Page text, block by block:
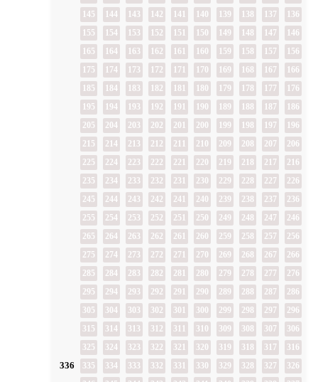
136
137
138
139
140
141
142
143
144
145
146
147
148
149
150
151
152
153
154
155
156
157
158
159
160
161
162
163
164
165
166
167
168
169
170
171
172
173
174
175
176
177
178
179
180
181
182
183
184
185
186
187
188
189
190
191
192
193
194
195
196
197
198
199
200
201
202
203
204
205
206
207
208
209
210
211
212
213
214
215
216
217
218
219
220
221
222
223
224
225
226
227
228
229
230
231
232
233
234
235
236
237
238
239
240
241
242
243
244
245
246
247
248
249
250
251
252
253
254
255
256
257
258
259
260
261
262
263
264
265
266
267
268
269
270
271
272
273
274
275
276
277
278
279
280
281
282
283
284
285
286
287
288
289
290
291
292
293
294
295
296
297
298
299
300
301
302
303
304
305
306
307
308
309
310
311
312
313
314
315
316
317
318
319
320
321
322
323
324
325
326
327
328
329
330
331
332
333
334
335